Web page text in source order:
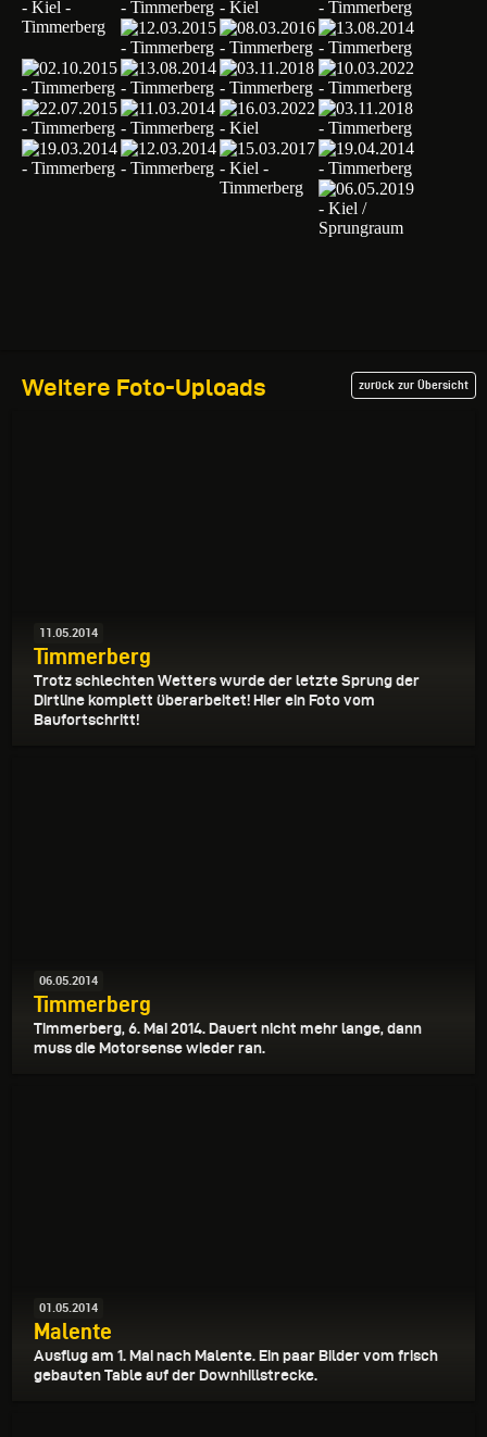
Weitere Foto-Uploads zurück zur Übersicht
11.05.2014
Timmerberg
Trotz schlechten Wetters wurde der letzte Sprung der
Dirtline komplett überarbeitet! Hier ein Foto vom
Baufortschritt!
06.05.2014
Timmerberg
Timmerberg, 6. Mai 2014. Dauert nicht mehr lange, dann
muss die Motorsense wieder ran.
01.05.2014
Malente
Ausflug am 1. Mai nach Malente. Ein paar Bilder vom frisch
gebauten Table auf der Downhillstrecke.